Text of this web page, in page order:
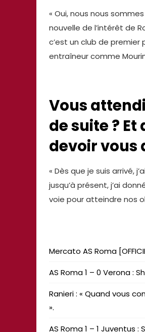
« Oui, nous nous
nouvelle de l’intérêt de
c’est un club de premier
entraîneur comme
Vous
de suite ?
devoir vous
« Dès que je suis arrivé,
jusqu’à présent, j’ai
voie pour atteindre nos
Mercato AS Roma
AS Roma 1 – 0 Verona :
Ranieri : « Quand vous
».
AS Roma 1 – 1